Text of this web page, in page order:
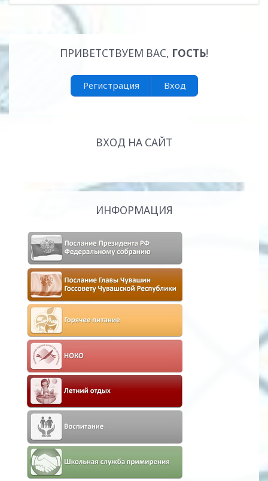
ПРИВЕТСТВУЕМ ВАС, ГОСТЬ!
Регистрация Вход
ВХОД НА САЙТ
ИНФОРМАЦИЯ